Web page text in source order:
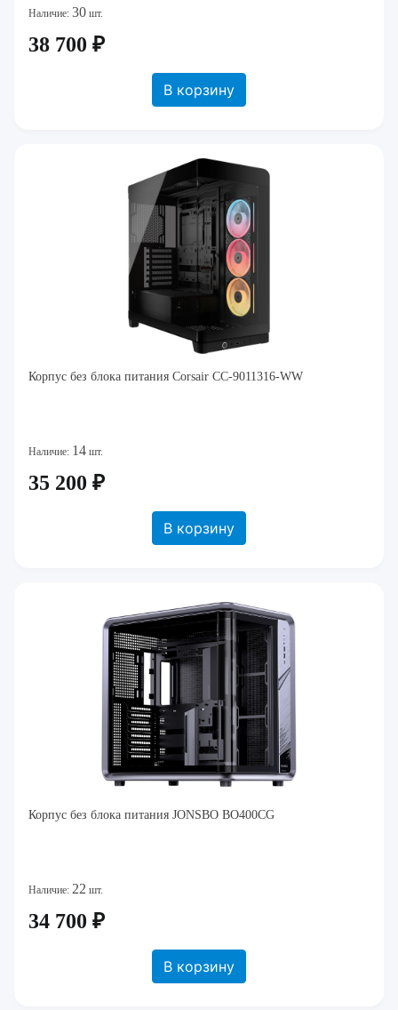
Наличие: 30 шт.
38 700 ₽
В корзину
Корпус без блока питания Corsair CC-9011316-WW
Наличие: 14 шт.
35 200 ₽
В корзину
Корпус без блока питания JONSBO BO400CG
Наличие: 22 шт.
34 700 ₽
В корзину